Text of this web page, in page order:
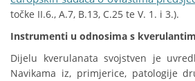
točke II.6., A.7, B.13, C.25 te V. 1. i 3.).
Instrumenti u odnosima s
Dijelu kverulanata svojstven je
Navikama iz, primjerice, patologije